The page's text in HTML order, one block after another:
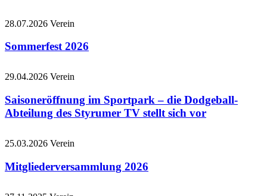
28.07.2026 Verein
Sommerfest 2026
29.04.2026 Verein
Saisoneröffnung im Sportpark – die Dodgeball-
Abteilung des Styrumer TV stellt sich vor
25.03.2026 Verein
Mitgliederversammlung 2026